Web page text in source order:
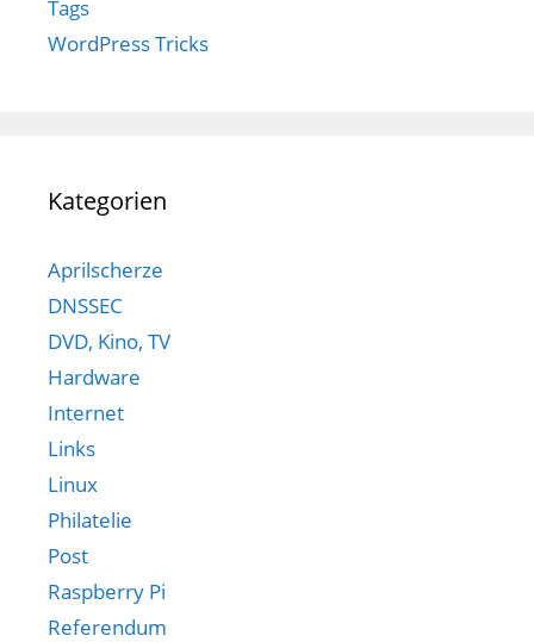
Tags
WordPress Tricks
Kategorien
Aprilscherze
DNSSEC
DVD, Kino, TV
Hardware
Internet
Links
Linux
Philatelie
Post
Raspberry Pi
Referendum